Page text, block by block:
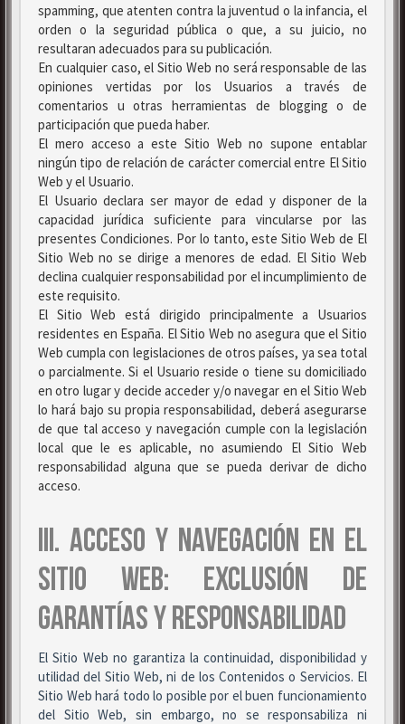
spamming, que atenten contra la juventud o la infancia, el
orden o la seguridad pública o que, a su juicio, no
resultaran adecuados para su publicación.
En cualquier caso, el Sitio Web no será responsable de las
opiniones vertidas por los Usuarios a través de
comentarios u otras herramientas de blogging o de
participación que pueda haber.
El mero acceso a este Sitio Web no supone entablar
ningún tipo de relación de carácter comercial entre El Sitio
Web y el Usuario.
El Usuario declara ser mayor de edad y disponer de la
capacidad jurídica suficiente para vincularse por las
presentes Condiciones. Por lo tanto, este Sitio Web de El
Sitio Web no se dirige a menores de edad. El Sitio Web
declina cualquier responsabilidad por el incumplimiento de
este requisito.
El Sitio Web está dirigido principalmente a Usuarios
residentes en España. El Sitio Web no asegura que el Sitio
Web cumpla con legislaciones de otros países, ya sea total
o parcialmente. Si el Usuario reside o tiene su domiciliado
en otro lugar y decide acceder y/o navegar en el Sitio Web
lo hará bajo su propia responsabilidad, deberá asegurarse
de que tal acceso y navegación cumple con la legislación
local que le es aplicable, no asumiendo El Sitio Web
responsabilidad alguna que se pueda derivar de dicho
acceso.
III. ACCESO Y NAVEGACIÓN EN EL
SITIO WEB: EXCLUSIÓN DE
GARANTÍAS Y RESPONSABILIDAD
El Sitio Web no garantiza la continuidad, disponibilidad y
utilidad del Sitio Web, ni de los Contenidos o Servicios. El
Sitio Web hará todo lo posible por el buen funcionamiento
del Sitio Web, sin embargo, no se responsabiliza ni